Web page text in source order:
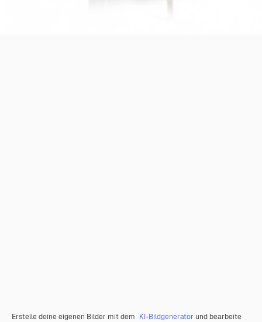
Erstelle deine eigenen Bilder mit dem KI-Bildgenerator und bearbeite